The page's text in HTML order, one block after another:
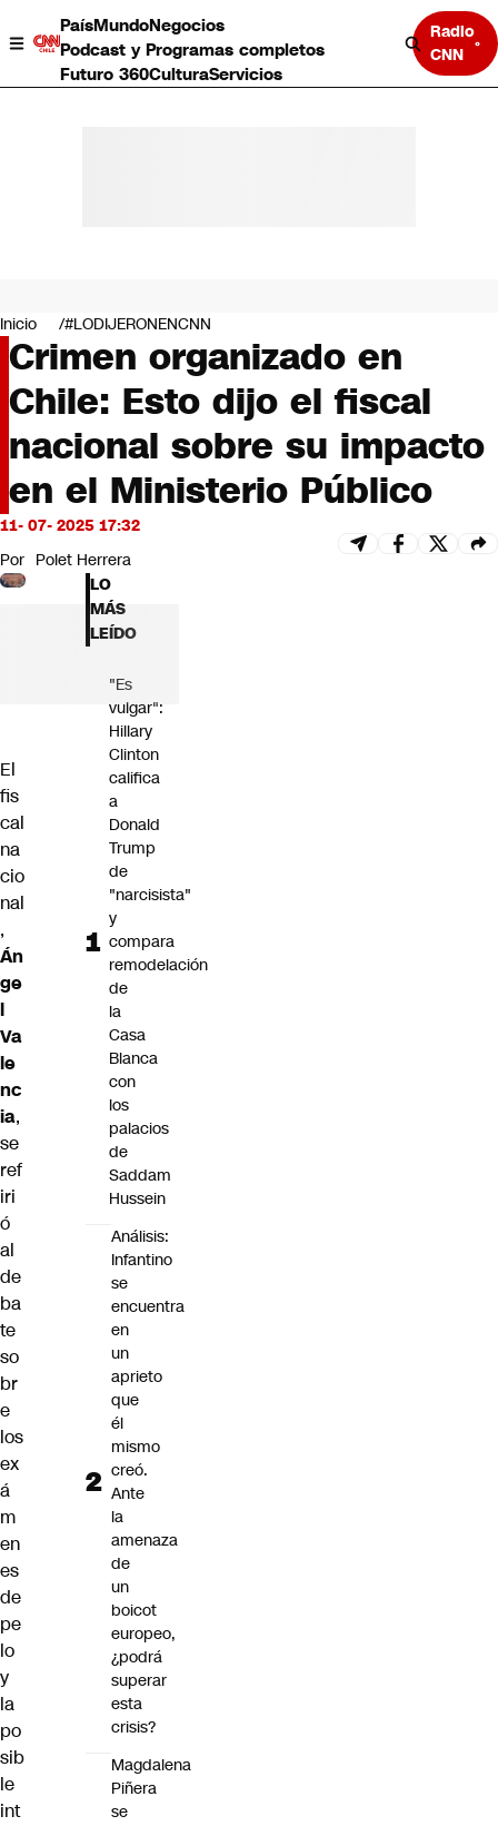
PaísMundoNegocios
Podcast y Programas completos
Futuro 360CulturaServicios
Radio
CNN
Negocios
Deportes
Programas completos
Cultura
Servicios
Bits
CNN tiempo
Futuro 360
Inicio #LODIJERONENCNN
Crimen organizado en
Chile: Esto dijo el fiscal
nacional sobre su impacto
en el Ministerio Público
11- 07- 2025 17:32
Por Polet Herrera
El
fis
cal
na
cio
nal
,
Án
ge
l
Va
le
nc
ia,
se
ref
iri
ó
al
de
ba
te
so
br
e
los
ex
á
m
en
es
de
pe
lo
y
la
po
sib
le
int
LO
MÁS
LEÍDO
"Es
vulgar":
Hillary
Clinton
califica
a
Donald
Trump
de
"narcisista"
y
compara
remodelación
de
la
Casa
Blanca
con
los
palacios
de
Saddam
Hussein
Análisis:
Infantino
se
encuentra
en
un
aprieto
que
él
mismo
creó.
Ante
la
amenaza
de
un
boicot
europeo,
¿podrá
superar
esta
crisis?
Magdalena
Piñera
se